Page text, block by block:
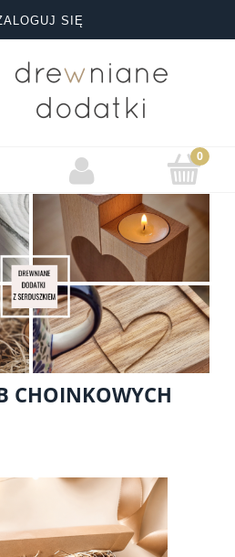
SIĘ
CHOINKOWYCH